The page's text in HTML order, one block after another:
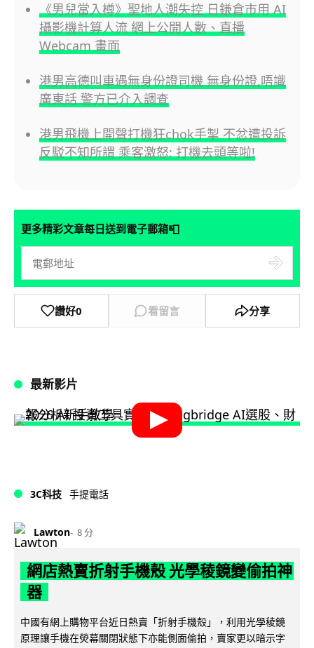
《男兒當入樽》聖地人潮失控 日鎌倉市用 AI
攝影機計算人流 網上公開人數、直播
Webcam 畫面
港男高德叫車遇無身份證司機 無身份證,唔識
廣東話 警方已介入調查
港男飛機上開聲打機狂chok手掣 不忿遭投訴
反駁不知所謂 乘客激怒: 打機去頭等啦!
更多精彩文章每日送到電子郵箱📮
讚好0 看留言 分享
最新影片
3C科技 手提電話
Lawton 8 分
網店熱賣折射手機殼 光學稜鏡變偷拍神
器
中國有網上購物平台近日熱賣「折射手機殼」，利用光學稜鏡
原理讓手機在熒幕關閉狀態下亦能側面偷拍，賣家更以暗示字